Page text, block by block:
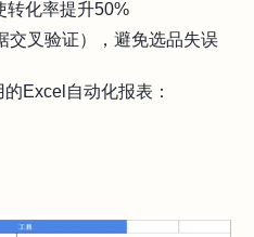
转化率提升50%
交叉验证），避免选品失误
Excel自动化报表：